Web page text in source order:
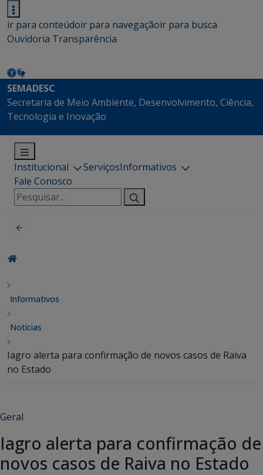
ir para conteúdoir para navegaçãoir para busca
Ouvidoria Transparência
SEMADESC
Secretaria de Meio Ambiente, Desenvolvimento, Ciência,
Tecnologia e Inovação
Institucional ServiçosInformativos
Fale Conosco
Pesquisar
por:
Informativos
Notícias
Iagro alerta para confirmação de novos casos de Raiva
no Estado
Geral
Iagro alerta para confirmação de
novos casos de Raiva no Estado